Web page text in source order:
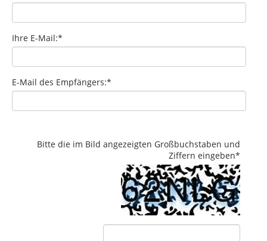
Ihre E-Mail:*
E-Mail des Empfängers:*
Bitte die im Bild angezeigten Großbuchstaben und
Ziffern eingeben*